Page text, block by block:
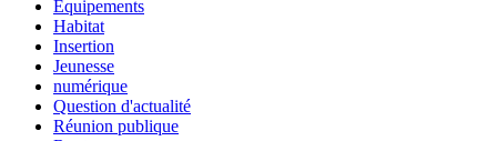
Equipements
Habitat
Insertion
Jeunesse
numérique
Question d'actualité
Réunion publique